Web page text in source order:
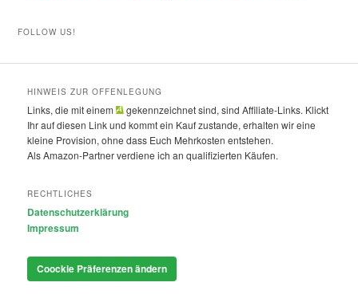
FOLLOW US!
HINWEIS ZUR OFFENLEGUNG
Links, die mit einem
gekennzeichnet sind, sind Affiliate-Links. Klickt
Ihr auf diesen Link und kommt ein Kauf zustande, erhalten wir eine
kleine Provision, ohne dass Euch Mehrkosten entstehen.
Als Amazon-Partner verdiene ich an qualifizierten Käufen.
RECHTLICHES
Datenschutzerklärung
Impressum
Coockie Präferenzen ändern